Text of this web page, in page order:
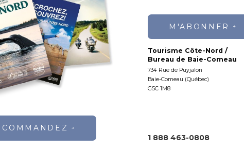
COMMANDEZ
M'ABONNER
Tourisme Côte-Nord /
Bureau de Baie-Comeau
734 Rue de Puyjalon
Baie-Comeau (Québec)
G5C 1M8
1 888 463-0808